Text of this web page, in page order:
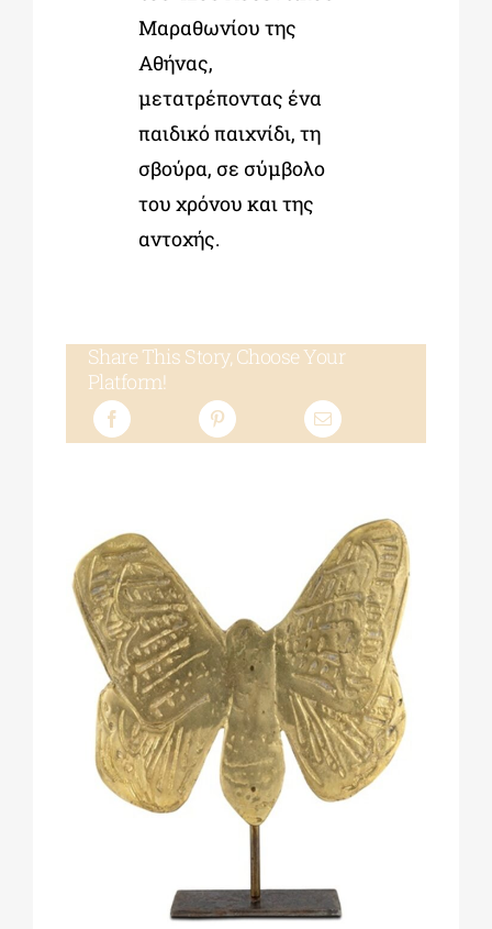
Μαραθωνίου της
Αθήνας,
μετατρέποντας ένα
παιδικό παιχνίδι, τη
σβούρα, σε σύμβολο
του χρόνου και της
αντοχής.
Share This Story, Choose Your
Platform!